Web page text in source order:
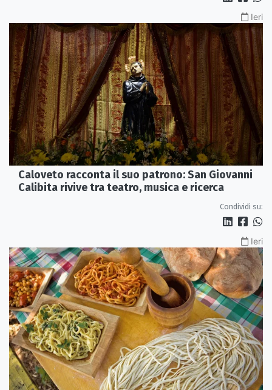
Ieri
Caloveto racconta il suo patrono: San Giovanni
Calibita rivive tra teatro, musica e ricerca
Condividi su:
Ieri